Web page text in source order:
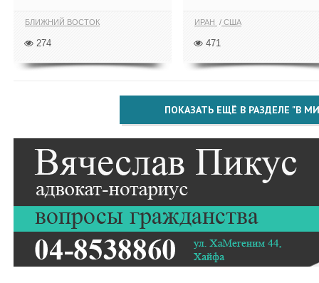
БЛИЖНИЙ ВОСТОК
274
ИРАН США
471
ПОКАЗАТЬ ЕЩЁ В РАЗДЕЛЕ "В